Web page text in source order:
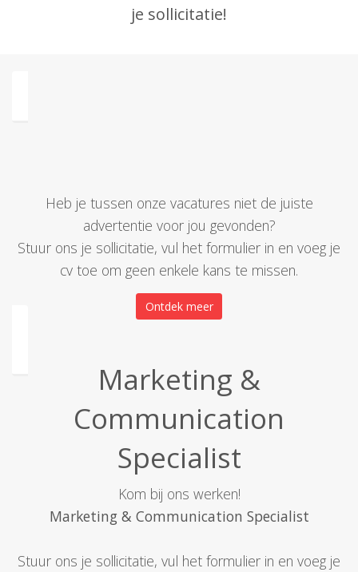
je sollicitatie!
Heb je tussen onze vacatures niet de juiste
advertentie voor jou gevonden?
Stuur ons je sollicitatie, vul het formulier in en voeg je
cv toe om geen enkele kans te missen.
Ontdek meer
Marketing &
Communication
Specialist
Kom bij ons werken!
Marketing & Communication Specialist
Stuur ons je sollicitatie, vul het formulier in en voeg je